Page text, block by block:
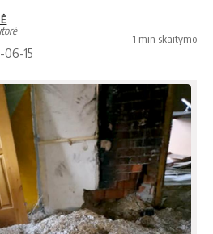
15
1 min skaitymo